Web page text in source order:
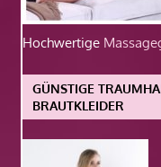
Hochwertige
GÜNSTIGE
BRAUTKLEIDER